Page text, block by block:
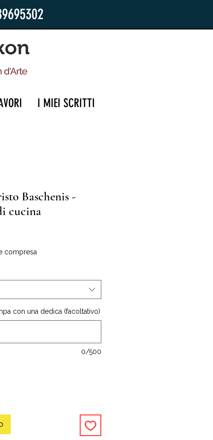
I MIEI SCRITTI
Baschenis -
cucina
compresa
con una dedica (facoltativo)
0/500